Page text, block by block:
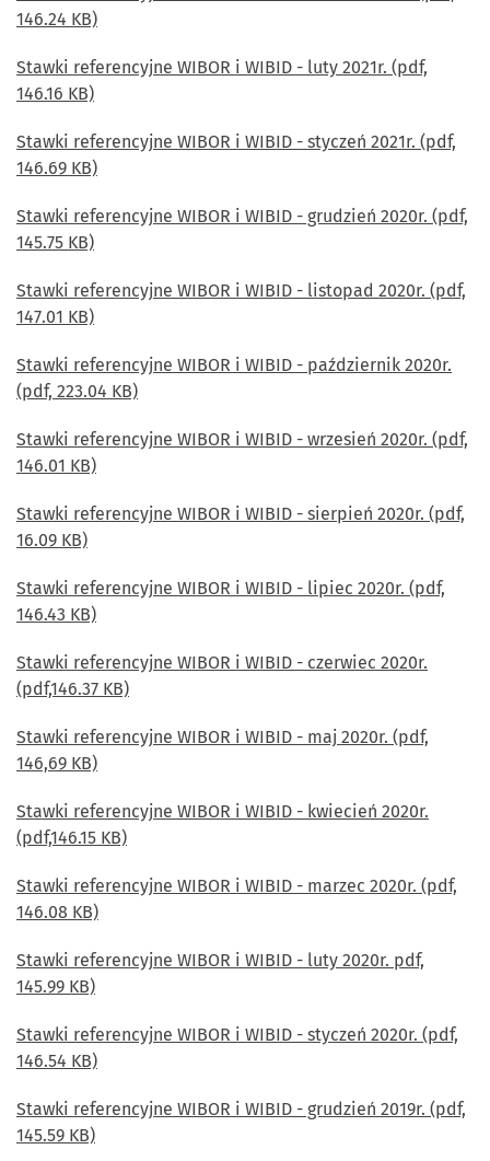
146.24 KB)
Stawki referencyjne WIBOR i WIBID - luty 2021r. (pdf,
146.16 KB)
Stawki referencyjne WIBOR i WIBID - styczeń 2021r. (pdf,
146.69 KB)
Stawki referencyjne WIBOR i WIBID - grudzień 2020r. (pdf,
145.75 KB)
Stawki referencyjne WIBOR i WIBID - listopad 2020r. (pdf,
147.01 KB)
Stawki referencyjne WIBOR i WIBID - październik 2020r.
(pdf, 223.04 KB)
Stawki referencyjne WIBOR i WIBID - wrzesień 2020r. (pdf,
146.01 KB)
Stawki referencyjne WIBOR i WIBID - sierpień 2020r. (pdf,
16.09 KB)
Stawki referencyjne WIBOR i WIBID - lipiec 2020r. (pdf,
146.43 KB)
Stawki referencyjne WIBOR i WIBID - czerwiec 2020r.
(pdf,146.37 KB)
Stawki referencyjne WIBOR i WIBID - maj 2020r. (pdf,
146,69 KB)
Stawki referencyjne WIBOR i WIBID - kwiecień 2020r.
(pdf,146.15 KB)
Stawki referencyjne WIBOR i WIBID - marzec 2020r. (pdf,
146.08 KB)
Stawki referencyjne WIBOR i WIBID - luty 2020r. pdf,
145.99 KB)
Stawki referencyjne WIBOR i WIBID - styczeń 2020r. (pdf,
146.54 KB)
Stawki referencyjne WIBOR i WIBID - grudzień 2019r. (pdf,
145.59 KB)